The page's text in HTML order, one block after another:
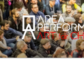
Salta
al
contenuto
AREA
Sito ufficiale della